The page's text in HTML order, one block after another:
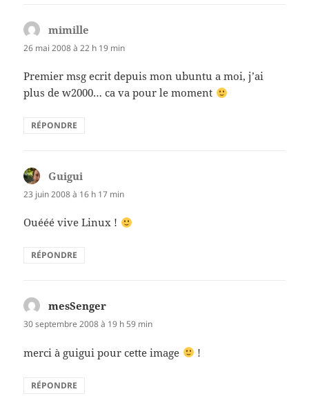
mimille
26 mai 2008 à 22 h 19 min
Premier msg ecrit depuis mon ubuntu a moi, j’ai
plus de w2000… ca va pour le moment
RÉPONDRE
Guigui
23 juin 2008 à 16 h 17 min
Ouééé vive Linux !
RÉPONDRE
mesSenger
30 septembre 2008 à 19 h 59 min
merci à guigui pour cette image !
RÉPONDRE